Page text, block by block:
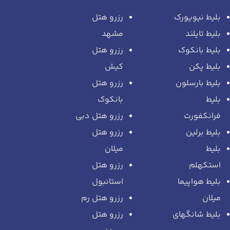
بلیط نیویورک
بلیط تایلند
بلیط بانکوک
بلیط پکن
بلیط بارسلون
بلیط
فرانکفورت
بلیط برلین
بلیط
استکهلم
بلیط هواپیما
میلان
بلیط شانگهای
رزرو هتل
مشهد
رزرو هتل
کیش
رزرو هتل
بانکوک
رزرو هتل دبی
رزرو هتل
میلان
رزرو هتل
استانبول
رزرو هتل رم
رزرو هتل